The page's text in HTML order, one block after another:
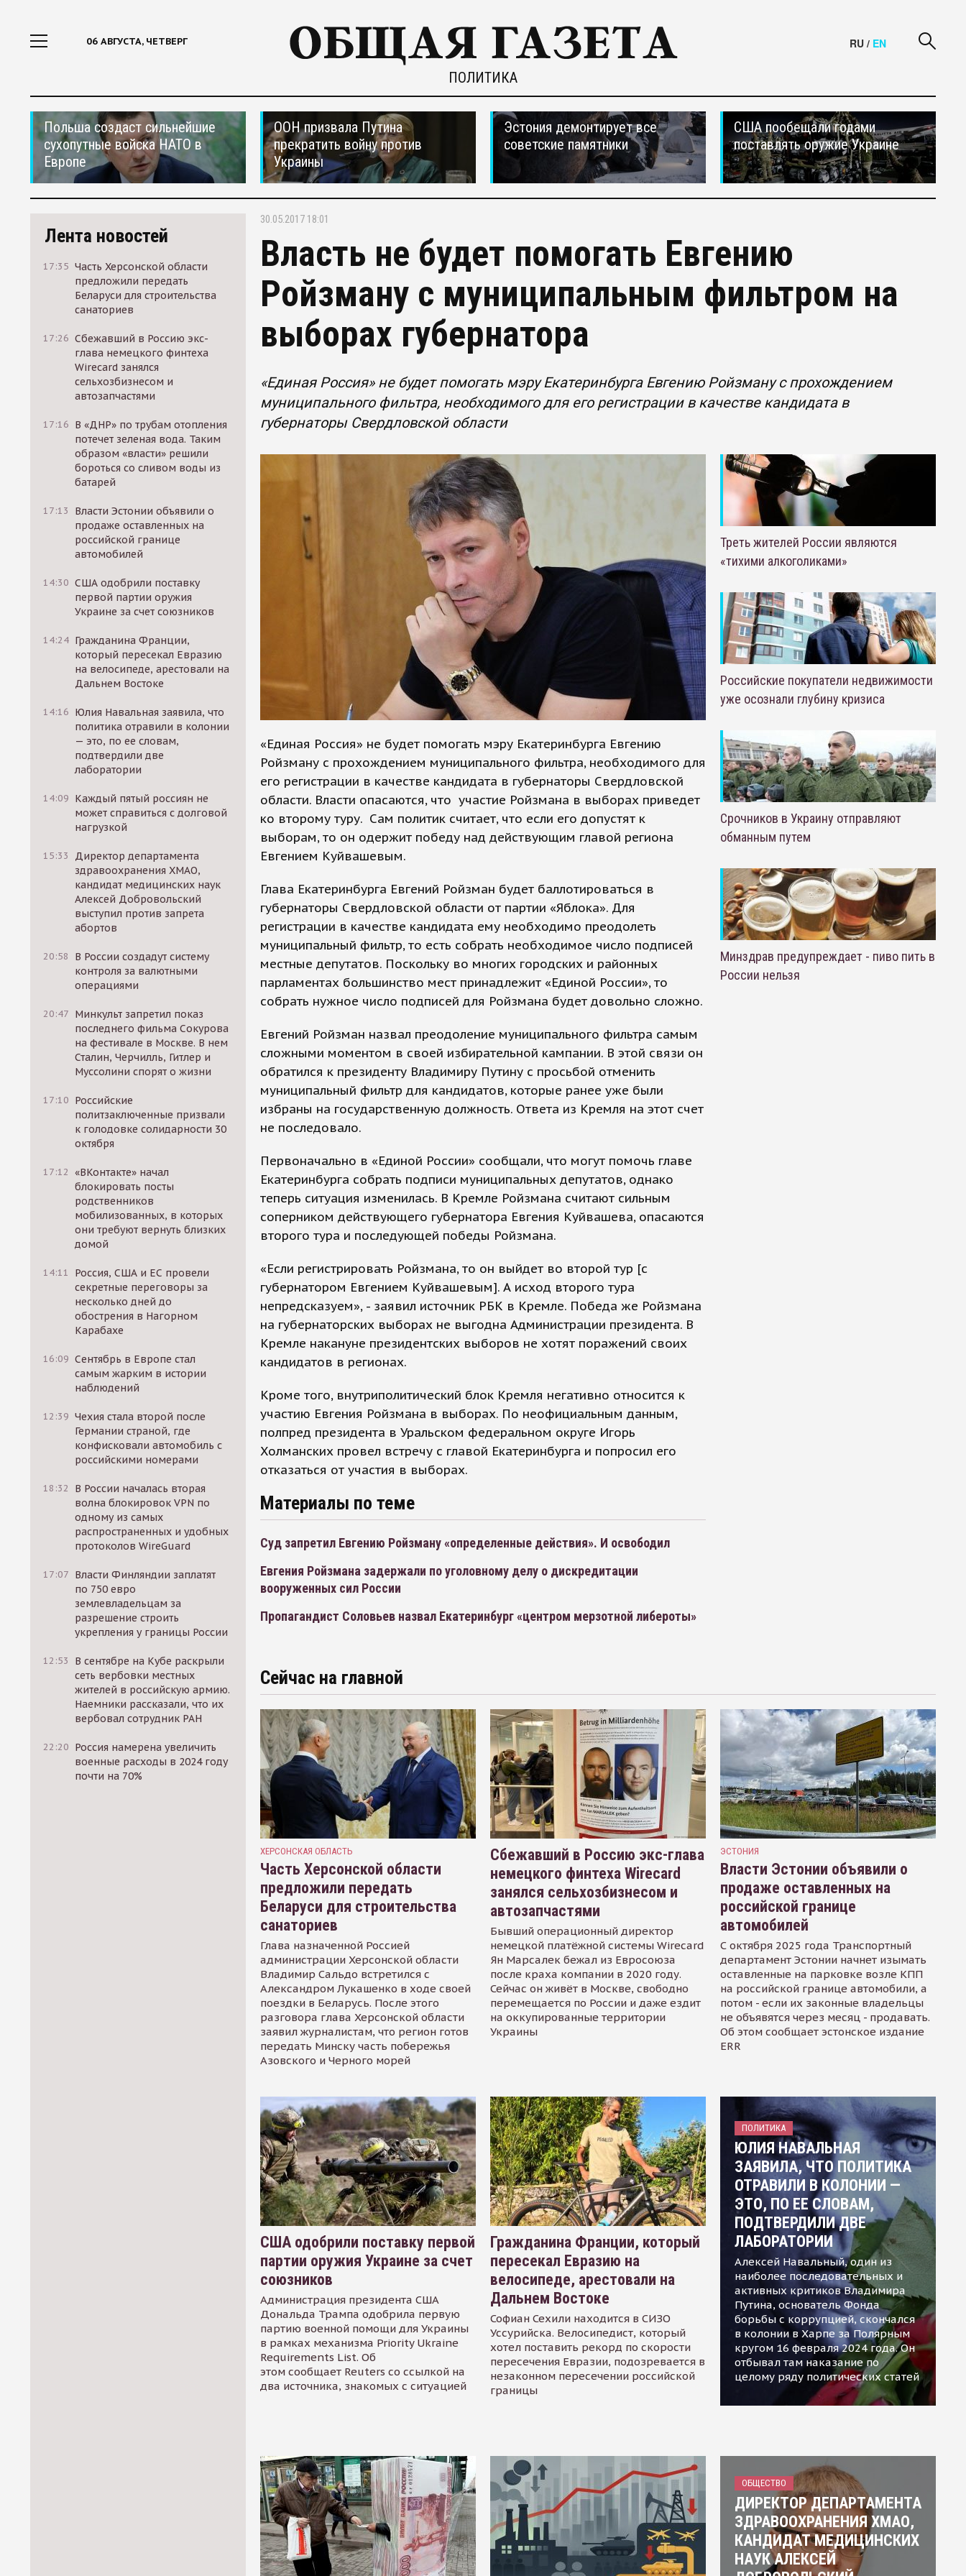
06 АВГУСТА, ЧЕТВЕРГ
ПОЛИТИКА
RU / EN
Польша создаст сильнейшие
сухопутные войска НАТО в
Европе
ООН призвала Путина
прекратить войну против
Украины
Эстония демонтирует все
советские памятники
США пообещали годами
поставлять оружие Украине
Лента новостей
17:35 Часть Херсонской области
предложили передать
Беларуси для строительства
санаториев
17:26 Сбежавший в Россию экс-
глава немецкого финтеха
Wirecard занялся
сельхозбизнесом и
автозапчастями
17:16 В «ДНР» по трубам отопления
потечет зеленая вода. Таким
образом «власти» решили
бороться со сливом воды из
батарей
17:13
Власти Эстонии объявили о
продаже оставленных на
российской границе
автомобилей
14:30 США одобрили поставку
первой партии оружия
Украине за счет союзников
14:24 Гражданина Франции,
который пересекал Евразию
на велосипеде, арестовали на
Дальнем Востоке
14:16 Юлия Навальная заявила, что
политика отравили в колонии
— это, по ее словам,
подтвердили две
лаборатории
14:09 Каждый пятый россиян не
может справиться с долговой
нагрузкой
15:33
Директор департамента
здравоохранения ХМАО,
кандидат медицинских наук
Алексей Добровольский
выступил против запрета
абортов
20:58
В России создадут систему
контроля за валютными
операциями
20:47 Минкульт запретил показ
последнего фильма Сокурова
на фестивале в Москве. В нем
Сталин, Черчилль, Гитлер и
Муссолини спорят о жизни
17:10 Российские
политзаключенные призвали
к голодовке солидарности 30
октября
17:12 «ВКонтакте» начал
блокировать посты
родственников
мобилизованных, в которых
они требуют вернуть близких
домой
14:11
Россия, США и ЕС провели
секретные переговоры за
несколько дней до
обострения в Нагорном
Карабахе
16:09 Сентябрь в Европе стал
самым жарким в истории
наблюдений
12:39 Чехия стала второй после
Германии страной, где
конфисковали автомобиль с
российскими номерами
18:32
В России началась вторая
волна блокировок VPN по
одному из самых
распространенных и удобных
протоколов WireGuard
17:07 Власти Финляндии заплатят
по 750 евро
землевладельцам за
разрешение строить
укрепления у границы России
12:53
В сентябре на Кубе раскрыли
сеть вербовки местных
жителей в российскую армию.
Наемники рассказали, что их
вербовал сотрудник РАН
22:20 Россия намерена увеличить
военные расходы в 2024 году
почти на 70%
30.05.2017 18:01
Власть не будет помогать Евгению
Ройзману с муниципальным фильтром на
выборах губернатора
«Единая Россия» не будет помогать мэру Екатеринбурга Евгению Ройзману с прохождением
муниципального фильтра, необходимого для его регистрации в качестве кандидата в
губернаторы Свердловской области
«Единая Россия» не будет помогать мэру Екатеринбурга Евгению
Ройзману с прохождением муниципального фильтра, необходимого для
его регистрации в качестве кандидата в губернаторы Свердловской
области. Власти опасаются, что участие Ройзмана в выборах приведет
ко второму туру. Сам политик считает, что если его допустят к
выборам, то он одержит победу над действующим главой региона
Евгением Куйвашевым.
Глава Екатеринбурга Евгений Ройзман будет баллотироваться в
губернаторы Свердловской области от партии «Яблока». Для
регистрации в качестве кандидата ему необходимо преодолеть
муниципальный фильтр, то есть собрать необходимое число подписей
местные депутатов. Поскольку во многих городских и районных
парламентах большинство мест принадлежит «Единой России», то
собрать нужное число подписей для Ройзмана будет довольно сложно.
Евгений Ройзман назвал преодоление муниципального фильтра самым
сложными моментом в своей избирательной кампании. В этой связи он
обратился к президенту Владимиру Путину с просьбой отменить
муниципальный фильтр для кандидатов, которые ранее уже были
избраны на государственную должность. Ответа из Кремля на этот счет
не последовало.
Первоначально в «Единой России» сообщали, что могут помочь главе
Екатеринбурга собрать подписи муниципальных депутатов, однако
теперь ситуация изменилась. В Кремле Ройзмана считают сильным
соперником действующего губернатора Евгения Куйвашева, опасаются
второго тура и последующей победы Ройзмана.
«Если регистрировать Ройзмана, то он выйдет во второй тур [с
губернатором Евгением Куйвашевым]. А исход второго тура
непредсказуем», - заявил источник РБК в Кремле. Победа же Ройзмана
на губернаторских выборах не выгодна Администрации президента. В
Кремле накануне президентских выборов не хотят поражений своих
кандидатов в регионах.
Кроме того, внутриполитический блок Кремля негативно относится к
участию Евгения Ройзмана в выборах. По неофициальным данным,
полпред президента в Уральском федеральном округе Игорь
Холманских провел встречу с главой Екатеринбурга и попросил его
отказаться от участия в выборах.
Материалы по теме
Суд запретил Евгению Ройзману «определенные действия». И освободил
Евгения Ройзмана задержали по уголовному делу о дискредитации
вооруженных сил России
Пропагандист Соловьев назвал Екатеринбург «центром мерзотной либероты»
Треть жителей России являются
«тихими алкоголиками»
Российские покупатели недвижимости
уже осознали глубину кризиса
Срочников в Украину отправляют
обманным путем
Минздрав предупреждает - пиво пить в
России нельзя
Сейчас на главной
ХЕРСОНСКАЯ ОБЛАСТЬ
Часть Херсонской области
предложили передать
Беларуси для строительства
санаториев
Глава назначенной Россией
администрации Херсонской области
Владимир Сальдо встретился с
Александром Лукашенко в ходе своей
поездки в Беларусь. После этого
разговора глава Херсонской области
заявил журналистам, что регион готов
передать Минску часть побережья
Азовского и Черного морей
Сбежавший в Россию экс-глава
немецкого финтеха Wirecard
занялся сельхозбизнесом и
автозапчастями
Бывший операционный директор
немецкой платёжной системы Wirecard
Ян Марсалек бежал из Евросоюза
после краха компании в 2020 году.
Сейчас он живёт в Москве, свободно
перемещается по России и даже ездит
на оккупированные территории
Украины
ЭСТОНИЯ
Власти Эстонии объявили о
продаже оставленных на
российской границе
автомобилей
С октября 2025 года Транспортный
департамент Эстонии начнет изымать
оставленные на парковке возле КПП
на российской границе автомобили, а
потом - если их законные владельцы
не объявятся через месяц - продавать.
Об этом сообщает эстонское издание
ERR
США одобрили поставку первой
партии оружия Украине за счет
союзников
Администрация президента США
Дональда Трампа одобрила первую
партию военной помощи для Украины
в рамках механизма Priority Ukraine
Requirements List. Об
этом сообщает Reuters со ссылкой на
два источника, знакомых с ситуацией
Гражданина Франции, который
пересекал Евразию на
велосипеде, арестовали на
Дальнем Востоке
Софиан Сехили находится в СИЗО
Уссурийска. Велосипедист, который
хотел поставить рекорд по скорости
пересечения Евразии, подозревается в
незаконном пересечении российской
границы
ПОЛИТИКА
ЮЛИЯ НАВАЛЬНАЯ
ЗАЯВИЛА, ЧТО ПОЛИТИКА
ОТРАВИЛИ В КОЛОНИИ —
ЭТО, ПО ЕЕ СЛОВАМ,
ПОДТВЕРДИЛИ ДВЕ
ЛАБОРАТОРИИ
Алексей Навальный, один из
наиболее последовательных и
активных критиков Владимира
Путина, основатель Фонда
борьбы с коррупцией, скончался
в колонии в Харпе за Полярным
кругом 16 февраля 2024 года. Он
отбывал там наказание по
целому ряду политических статей
ОБЩЕСТВО
ДИРЕКТОР ДЕПАРТАМЕНТА
ЗДРАВООХРАНЕНИЯ ХМАО,
КАНДИДАТ МЕДИЦИНСКИХ
НАУК АЛЕКСЕЙ